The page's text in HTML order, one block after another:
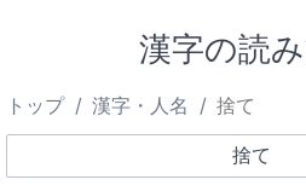
漢字の読
トップ 漢字・人名 捨て